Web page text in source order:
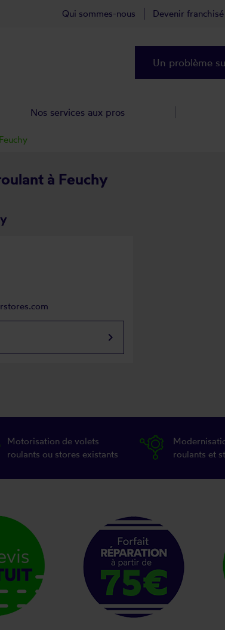
à Feuchy
keyboard_arrow_right
Motorisation de volets
roulants ou stores existants
roulants et
Feuchy
Qui sommes-nous Devenir franchisé
Un problème
Nos services aux pros